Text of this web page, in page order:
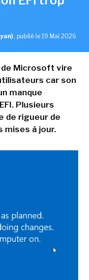
, publié le 19 Mai 2026
Microsoft vire
car son
manque
Plusieurs
de rigueur de
mises à jour.